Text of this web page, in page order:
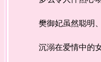
樊御妃虽然聪明、
沉溺在爱情中的女